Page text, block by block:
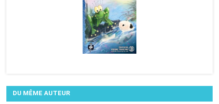
DU MÊME AUTEUR